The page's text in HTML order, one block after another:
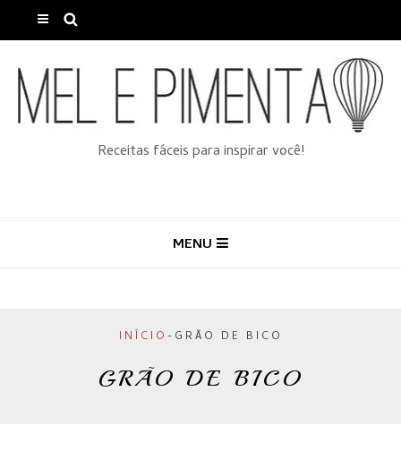
Receitas fáceis para inspirar você!
MENU
INÍCIO - GRÃO DE BICO
GRÃO DE BICO